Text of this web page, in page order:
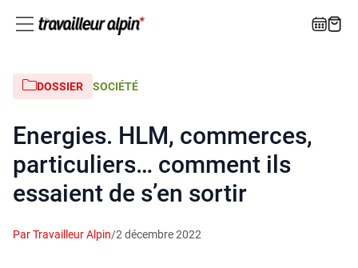
DOSSIER SOCIÉTÉ
Energies. HLM, commerces,
particuliers… comment ils
essaient de s’en sortir
Par Travailleur Alpin/2 décembre 2022